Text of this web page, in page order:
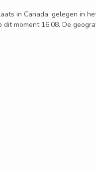
in Canada, gelegen in
moment 16:08. De